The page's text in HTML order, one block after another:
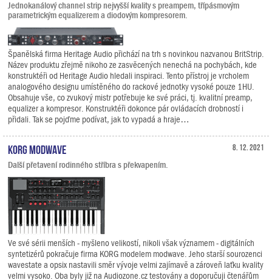
Jednokanálový channel strip nejvyšší kvality s preampem, třípásmovým
parametrickým equalizerem a diodovým kompresorem.
Španělská firma Heritage Audio přichází na trh s novinkou nazvanou BritStrip.
Název produktu zřejmě nikoho ze zasvěcených nenechá na pochybách, kde
konstruktéři od Heritage Audio hledali inspiraci. Tento přístroj je vrcholem
analogového designu umístěného do rackové jednotky vysoké pouze 1HU.
Obsahuje vše, co zvukový mistr potřebuje ke své práci, tj. kvalitní preamp,
equalizer a kompresor. Konstruktéři dokonce pár ovládacích drobností i
přidali. Tak se pojďme podívat, jak to vypadá a hraje…
8. 12. 2021
KORG modwave
Další přetavení rodinného stříbra s překvapením.
Ve své sérii menších - myšleno velikostí, nikoli však významem - digitálních
syntetizérů pokračuje firma KORG modelem modwave. Jeho starší sourozenci
wavestate a opsix nastavili směr vývoje velmi zajímavě a zároveň laťku kvality
velmi vysoko. Oba byly již na Audiozone.cz testovány a doporučuji čtenářům